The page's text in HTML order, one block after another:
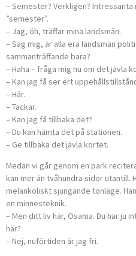
– Semester? Verkligen?
”semester”.
– Jag, öh, träffar mina landsmän.
– Säg mig, är alla era landsmän
sammanträffande bara?
– Haha – fråga mig nu om det jävla
– Kan jag få ser ert
– Här.
– Tackar.
– Kan jag få tillbaka det?
– Du kan hämta det på stationen.
– Ge tillbaka det jävla kortet.
Medan vi går genom en park
kan mer än tvåhundra sidor
melankoliskt sjungande tonläge.
en minnesteknik.
– Men ditt liv här, Osama. Du har ju
här?
– Nej, nuförtiden är jag fri.